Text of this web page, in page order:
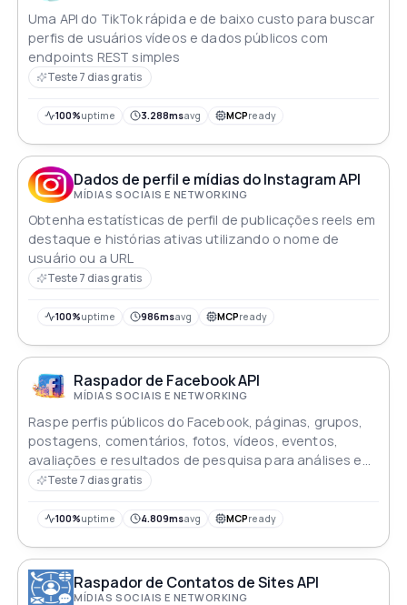
Uma API do TikTok rápida e de baixo custo para buscar
perfis de usuários vídeos e dados públicos com
endpoints REST simples
Teste 7 dias gratis
100%uptime 3.288msavg MCPready
Dados de perfil e mídias do Instagram API
MÍDIAS SOCIAIS E NETWORKING
Obtenha estatísticas de perfil de publicações reels em
destaque e histórias ativas utilizando o nome de
usuário ou a URL
Teste 7 dias gratis
100%uptime 986msavg MCPready
Raspador de Facebook API
MÍDIAS SOCIAIS E NETWORKING
Raspe perfis públicos do Facebook, páginas, grupos,
postagens, comentários, fotos, vídeos, eventos,
avaliações e resultados de pesquisa para análises e
monitoramento de insights
Teste 7 dias gratis
100%uptime 4.809msavg MCPready
Raspador de Contatos de Sites API
MÍDIAS SOCIAIS E NETWORKING